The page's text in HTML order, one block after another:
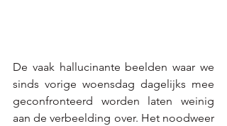
De vaak hallucinante beelden waar we
sinds vorige woensdag dagelijks mee
geconfronteerd worden laten weinig
aan de verbeelding over. Het noodweer